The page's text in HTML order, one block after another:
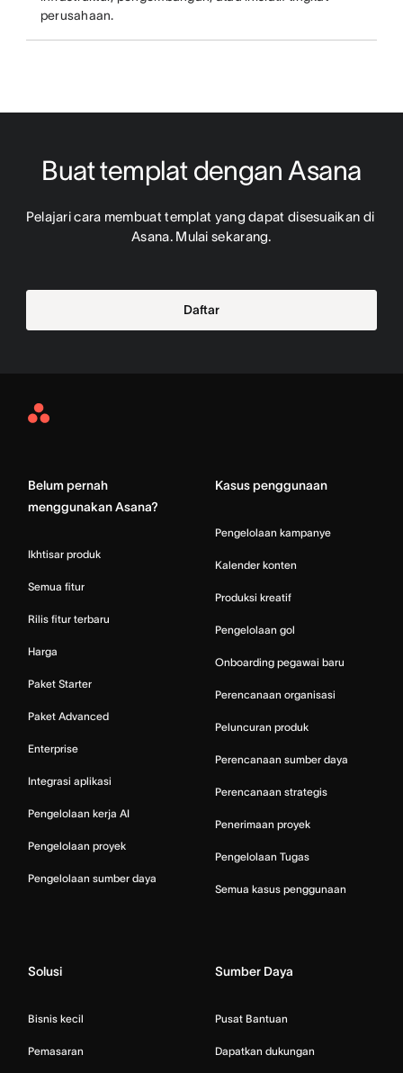
perusahaan.
Buat templat dengan Asana
Pelajari cara membuat templat yang dapat disesuaikan di
Asana. Mulai sekarang.
Daftar
Asana
Belum pernah
menggunakan Asana?
Ikhtisar produk
Semua fitur
Rilis fitur terbaru
Harga
Paket Starter
Paket Advanced
Enterprise
Integrasi aplikasi
Pengelolaan kerja AI
Pengelolaan proyek
Pengelolaan sumber daya
Kasus penggunaan
Pengelolaan kampanye
Kalender konten
Produksi kreatif
Pengelolaan gol
Onboarding pegawai baru
Perencanaan organisasi
Peluncuran produk
Perencanaan sumber daya
Perencanaan strategis
Penerimaan proyek
Pengelolaan Tugas
Semua kasus penggunaan
Solusi
Bisnis kecil
Pemasaran
Sumber Daya
Pusat Bantuan
Dapatkan dukungan